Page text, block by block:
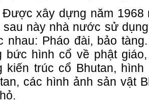
xây dựng năm 1968
sau này nhà nước sử
nhau: Pháo đài, bảo
bức hình cổ về phật
kiến trúc cổ Bhutan,
các hình ảnh sản vật